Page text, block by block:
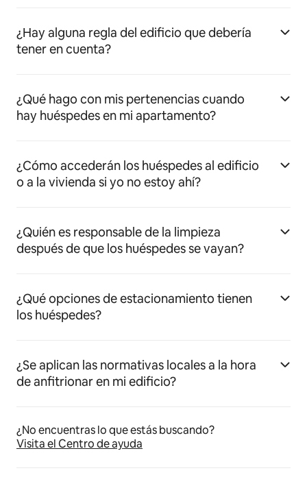
¿Hay alguna regla del edificio que debería
tener en cuenta?
¿Qué hago con mis pertenencias cuando
hay huéspedes en mi apartamento?
¿Cómo accederán los huéspedes al edificio
o a la vivienda si yo no estoy ahí?
¿Quién es responsable de la limpieza
después de que los huéspedes se vayan?
¿Qué opciones de estacionamiento tienen
los huéspedes?
¿Se aplican las normativas locales a la hora
de anfitrionar en mi edificio?
¿No encuentras lo que estás buscando?
Visita el Centro de ayuda